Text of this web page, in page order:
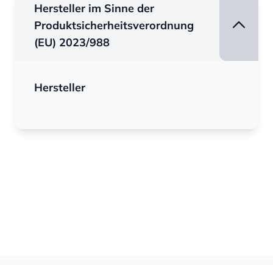
Hersteller im Sinne der
Produktsicherheitsverordnung
(EU) 2023/988
Hersteller